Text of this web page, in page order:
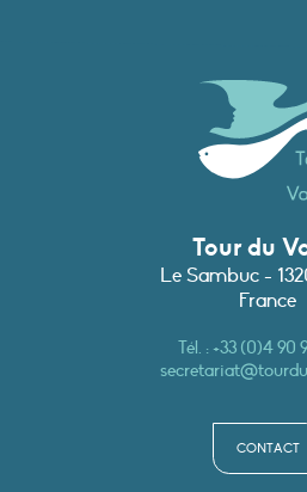
Tour du
Le Sambuc -
France
Tél. : +33 (0)4 90
CONTACT